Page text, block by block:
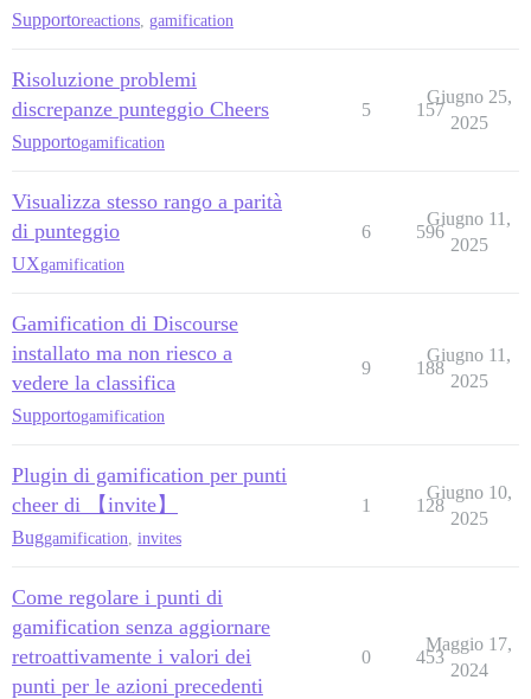
Supportoreactions gamification
Risoluzione problemi
discrepanze punteggio Cheers
Supportogamification
5 157
Giugno 25,
2025
Visualizza stesso rango a parità
di punteggio
UXgamification
6 596
Giugno 11,
2025
Gamification di Discourse
installato ma non riesco a
vedere la classifica
Supportogamification
9 188
Giugno 11,
2025
Plugin di gamification per punti
cheer di 【invite】
Buggamification invites
1 128
Giugno 10,
2025
Come regolare i punti di
gamification senza aggiornare
retroattivamente i valori dei
punti per le azioni precedenti
0 453
Maggio 17,
2024